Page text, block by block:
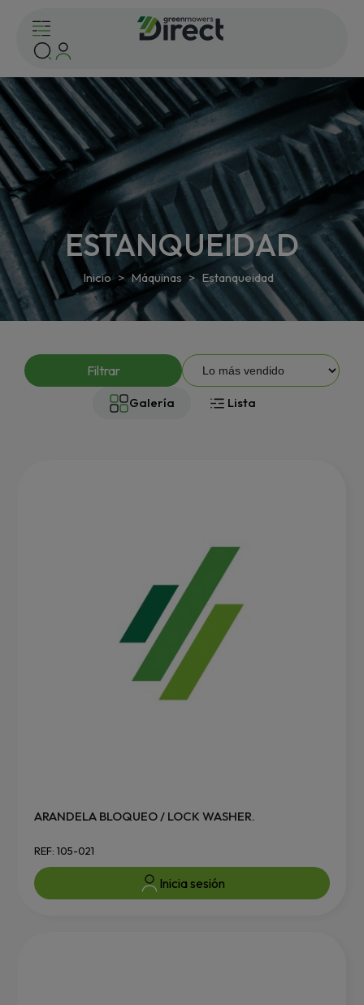
ESTANQUEIDAD
Inicio Máquinas Estanqueidad
Filtrar
Galería Lista
ARANDELA BLOQUEO / LOCK WASHER.
REF: 105-021
Inicia sesión